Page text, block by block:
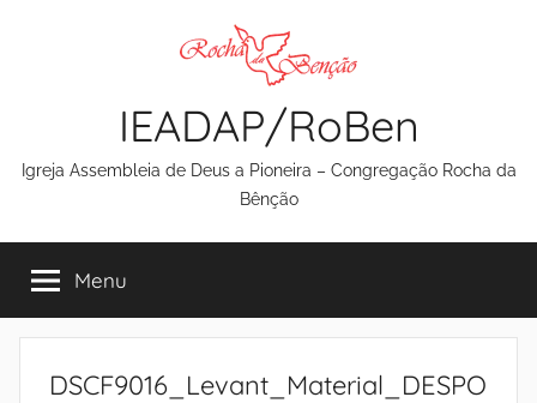
IEADAP/RoBen
Igreja Assembleia de Deus a Pioneira – Congregação Rocha da
Bênção
Menu
DSCF9016_Levant_Material_DESPO